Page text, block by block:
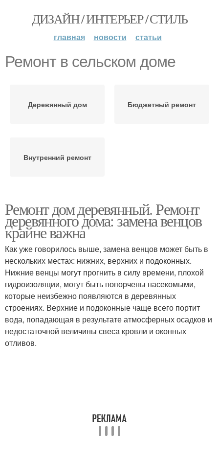
ДИЗАЙН / ИНТЕРЬЕР / СТИЛЬ
главная новости статьи
Ремонт в сельском доме
Деревянный дом Бюджетный ремонт
Внутренний ремонт
Ремонт дом деревянный. Ремонт
деревянного дома: замена венцов
крайне важна
Как уже говорилось выше, замена венцов может быть в
нескольких местах: нижних, верхних и подоконных.
Нижние венцы могут прогнить в силу времени, плохой
гидроизоляции, могут быть попорчены насекомыми,
которые неизбежно появляются в деревянных
строениях. Верхние и подоконные чаще всего портит
вода, попадающая в результате атмосферных осадков и
недостаточной величины свеса кровли и оконных
отливов.